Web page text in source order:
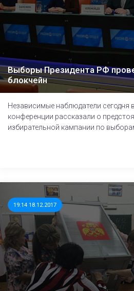
Выборы Президента РФ
блокчейн
Независимые наблюдатели сегодня
конференции рассказали о
избирательной кампании по
19:14 18.12.2017